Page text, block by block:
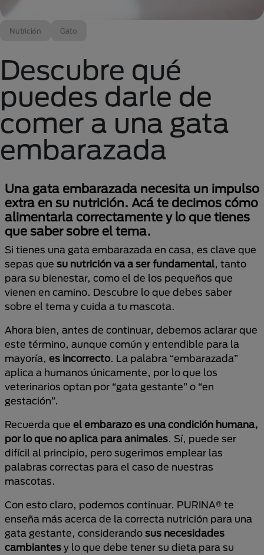
Nutrición Gato
Descubre qué
puedes darle de
comer a una gata
embarazada
Una gata embarazada necesita un impulso
extra en su nutrición. Acá te decimos cómo
alimentarla correctamente y lo que tienes
que saber sobre el tema.
Si tienes una gata embarazada en casa, es clave que
sepas que su nutrición va a ser fundamental, tanto
para su bienestar, como el de los pequeños que
vienen en camino. Descubre lo que debes saber
sobre el tema y cuida a tu mascota.
Ahora bien, antes de continuar, debemos aclarar que
este término, aunque común y entendible para la
mayoría, es incorrecto. La palabra “embarazada”
aplica a humanos únicamente, por lo que los
veterinarios optan por “gata gestante” o “en
gestación”.
Recuerda que el embarazo es una condición humana,
por lo que no aplica para animales. Sí, puede ser
difícil al principio, pero sugerimos emplear las
palabras correctas para el caso de nuestras
mascotas.
Con esto claro, podemos continuar. PURINA® te
enseña más acerca de la correcta nutrición para una
gata gestante, considerando sus necesidades
cambiantes y lo que debe tener su dieta para su